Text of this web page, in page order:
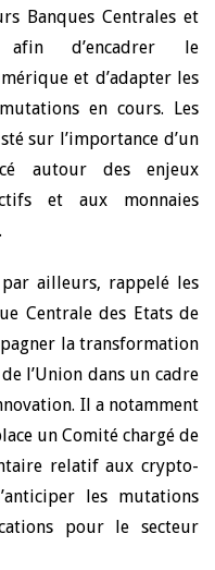
Banques Centrales et
afin d’encadrer le
et d’adapter les
en cours. Les
sur l’importance d’un
autour des enjeux
et aux monnaies
par ailleurs, rappelé les
Centrale des Etats de
la transformation
l’Union dans un cadre
Il a notamment
un Comité chargé de
relatif aux crypto-
les mutations
pour le secteur